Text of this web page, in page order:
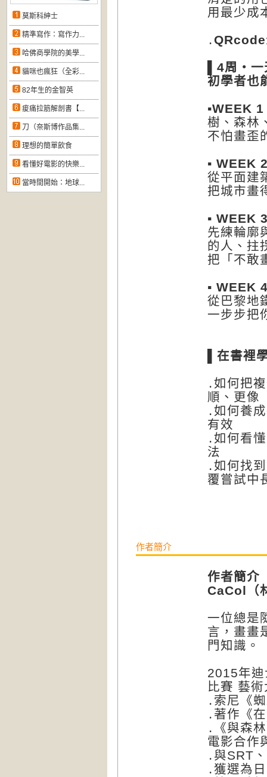
莫斯科紳士
精準寫作：寫作力...
哈佛商學院的美學...
貓咪也瘋狂（全彩...
82年生的金智英
痠痛拉筋解剖書【...
刀（奈斯博作品集...
理想的簡單飲食
看懂好電影的快樂...
當時間開始：地球...
用最少成
․ QRcode
▌4周・
初學者也
▪WEEK 1
樹、森林
不怕畫歪
▪ WEEK
從平面建
把城市畫
▪ WEEK
先練輪廓
的人、
把「不敢
▪ WEEK
從巴黎地
一步步把
在書裡
․如何把
順、更像
․如何養
有效
․如何看
法
․如何找
覆嘗試中
作者簡介
作者簡介
CaCol
一位總是
言，畫畫
門知識。
2015年
比賽 藝
․索尼《
․著作《
․《與森
電影合作
․與SRT
․獲選為